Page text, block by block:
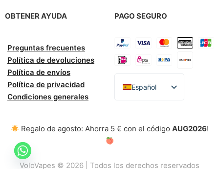
OBTENER AYUDA
Preguntas frecuentes
Política de devoluciones
Política de envíos
Política de privacidad
Condiciones generales
PAGO SEGURO
Español
English
Regalo de agosto: Ahorra 5 € con el código AUG2026!
VoloVapes © 2026 | Todos los derechos reservados